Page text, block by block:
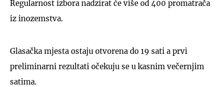
Regularnost izbora nadzirat će više od 400 promatrača
iz inozemstva.
Glasačka mjesta ostaju otvorena do 19 sati a prvi
preliminarni rezultati očekuju se u kasnim večernjim
satima.